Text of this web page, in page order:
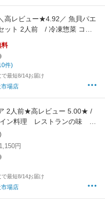
高レビュー★4.92／ 魚貝パエ
ット 2人前 / 冷凍惣菜 コー
せ お得セット 温めるだ
メ バースデー 冷凍パエリ
料
件)
最短8/14お届け
場店
2人前★高レビュー 5.00★ /
ン料理 レストランの味 デ
け レンチンごはん
円
最短8/14お届け
場店